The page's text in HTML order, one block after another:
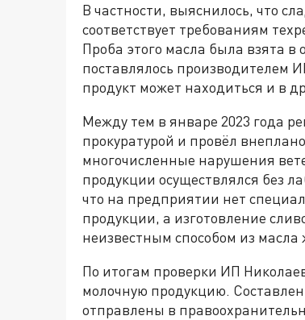
В частности, выяснилось, что
соответствует требованиям
Проба этого масла была взята в
поставлялось производителем
продукт может находиться и в
Между тем в январе 2023 года
прокуратурой и провёл
многочисленные нарушения
продукции осуществлялся без
что на предприятии нет
продукции, а изготовление
неизвестным способом из масла
По итогам проверки ИП
молочную продукцию.
отправлены в